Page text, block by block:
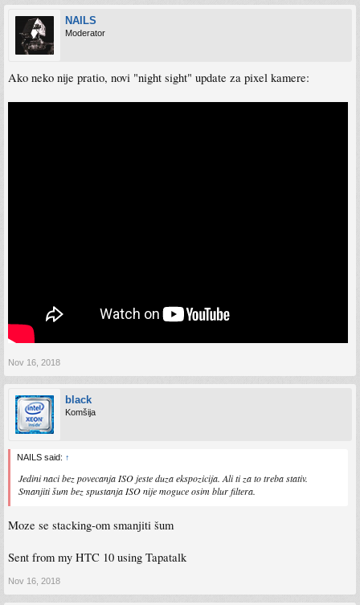
NAILS
Moderator
Ako neko nije pratio, novi "night sight" update za pixel kamere:
Nov 16, 2018
black
Komšija
NAILS said: ↑
Jedini naci bez povecanja ISO jeste duza ekspozicija. Ali ti za to treba stativ.
Smanjiti šum bez spustanja ISO nije moguce osim blur filtera.
Moze se stacking-om smanjiti šum
Sent from my HTC 10 using Tapatalk
Nov 16, 2018